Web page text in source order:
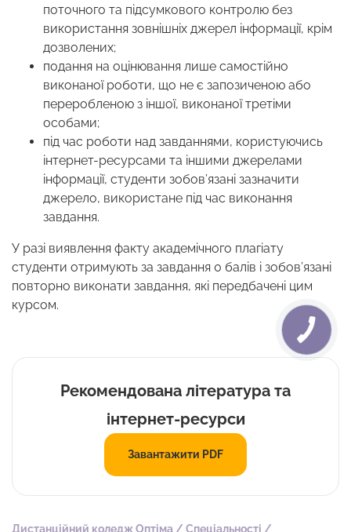
поточного та підсумкового контролю без
використання зовнішніх джерел інформації, крім
дозволених;
подання на оцінювання лише самостійно
виконаної роботи, що не є запозиченою або
переробленою з іншої, виконаної третіми
особами;
під час роботи над завданнями, користуючись
інтернет-ресурсами та іншими джерелами
інформації, студенти зобов’язані зазначити
джерело, використане під час виконання
завдання.
У разі виявлення факту академічного плагіату
студенти отримують за завдання 0 балів і зобов’язані
повторно виконати завдання, які передбачені цим
курсом.
Рекомендована література та
інтернет-ресурси
Завантажити PDF
Дистанційний коледж Оптіма / Спеціальності /